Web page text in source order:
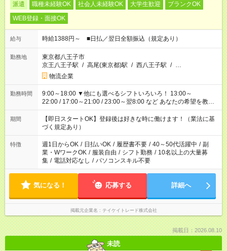
派遣 職種未経験OK 社会人未経験OK 大学生歓迎
ブランクOK
WEB登録・面接OK
給与 時給1388円～ ■日払／翌日全額振込（規定あり）
勤務地
東京都八王子市
京王八王子駅 / 高尾(東京都)駅 / 西八王子駅 / …
物流企業
勤務時間
9:00～18:00 ▼他にも選べるシフトいろいろ！ 13:00～
22:00 / 17:00～21:00 / 23:00～翌8:00 など あなたの希望を教え
てください！
期間
【即日スタートOK】登録後は好きな時に働けます！（業法に基
づく規定あり）
特徴 週1日からOK / 日払いOK / 履歴書不要 / 40～50代活躍中 / 副
業・WワークOK / 服装自由 / シフト勤務 / 10名以上の大量募
集 / 電話対応なし / パソコンスキル不要
気になる！ 応募する 詳細へ
掲載元企業名 テイケイトレード株式会社
掲載日：2026.08.10
未読